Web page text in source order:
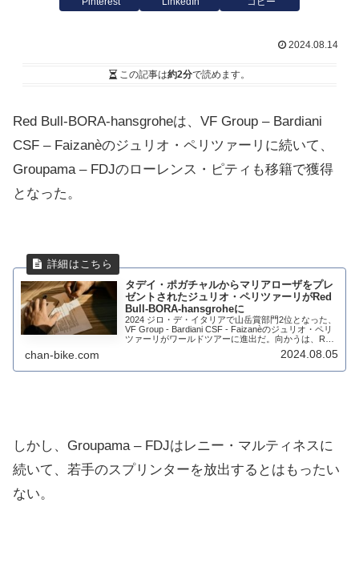
2024.08.14
この記事は約2分で読めます。
Red Bull-BORA-hansgroheは、VF Group – Bardiani
CSF – Faizanèのジュリオ・ペリツァーリに続いて、
Groupama – FDJのローレンス・ピティも移籍で獲得
となった。
タデイ・ポガチャルからマリアローザをプレ
ゼントされたジュリオ・ペリツァーリがRed
Bull-BORA-hansgroheに
2024 ジロ・デ・イタリアで山岳賞部門2位となった、
VF Group - Bardiani CSF - Faizanèのジュリオ・ペリ
ツァーリがワールドツアーに進出だ。向かうは、Red
chan-bike.com 2024.08.05
しかし、Groupama – FDJはレニー・マルティネスに
続いて、若手のスプリンターを放出するとはもったい
ない。